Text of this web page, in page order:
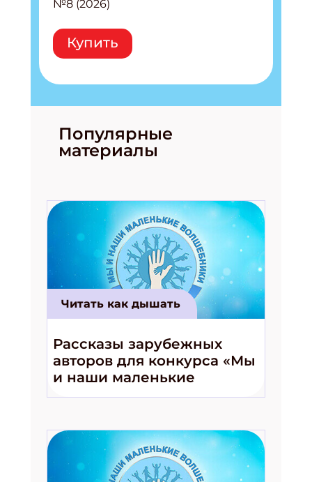
№8 (2026)
Купить
Популярные
материалы
Читать как дышать
Рассказы зарубежных
авторов для конкурса «Мы
и наши маленькие
волшебники!»